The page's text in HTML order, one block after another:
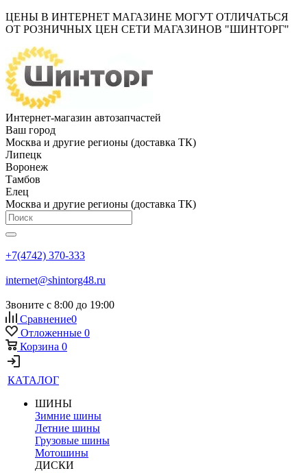
ЦЕНЫ В ИНТЕРНЕТ МАГАЗИНЕ МОГУТ ОТЛИЧАТЬСЯ
ОТ РОЗНИЧНЫХ ЦЕН СЕТИ МАГАЗИНОВ "ШИНТОРГ"
Интернет-магазин автозапчастей
Ваш город
Москва и другие регионы (доставка ТК)
Липецк
Воронеж
Тамбов
Елец
Москва и другие регионы (доставка ТК)
+7(4742) 370-333
internet@shintorg48.ru
Звоните с 8:00 до 19:00
Сравнение0
Отложенные 0
Корзина 0
КАТАЛОГ
ШИНЫ
Зимние шины
Летние шины
Грузовые шины
Мотошины
ДИСКИ